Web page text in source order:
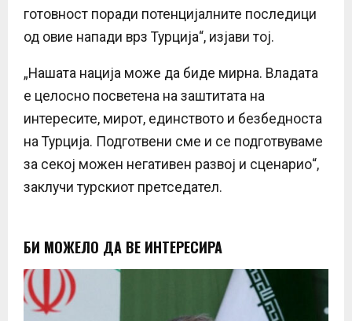
готовност поради потенцијалните последици
од овие напади врз Турција“, изјави тој.
„Нашата нација може да биде мирна. Владата
е целосно посветена на заштитата на
интересите, мирот, единството и безбедноста
на Турција. Подготвени сме и се подготвуваме
за секој можен негативен развој и сценарио“,
заклучи турскиот претседател.
БИ МОЖЕЛО ДА ВЕ ИНТЕРЕСИРА